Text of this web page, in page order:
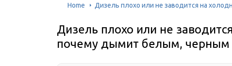
Home Дизель плохо или не заводится на
Дизель плохо или не
почему дымит белым, черным